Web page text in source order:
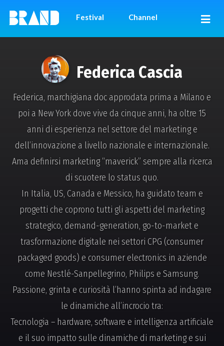
Festival Channel
Federica Cascia
Federica, marchigiana doc approdata prima a Milano e
poi a New York dove vive da cinque anni, ha oltre 15
anni di esperienza nel settore del marketing e
dell’innovazione a livello nazionale e internazionale.
Ama definirsi marketing “maverick” sempre alla ricerca
di scuotere lo status quo.
In Italia, US, Canada e Messico, ha guidato team e
progetti che coprono tutti gli aspetti del marketing
strategico, demand-generation, go-to-market e
trasformazione digitale nei settori CPG (consumer
packaged goods) e consumer electronics in aziende
come Nestlé-Sanpellegrino, Philips e Samsung.
Passione, grinta e curiosità l’hanno spinta ad indagare
le dinamiche all’incrocio tra:
Tecnologia – hardware, software e intelligenza artificiale
e il suo impatto sulle dinamiche di marketing e sui